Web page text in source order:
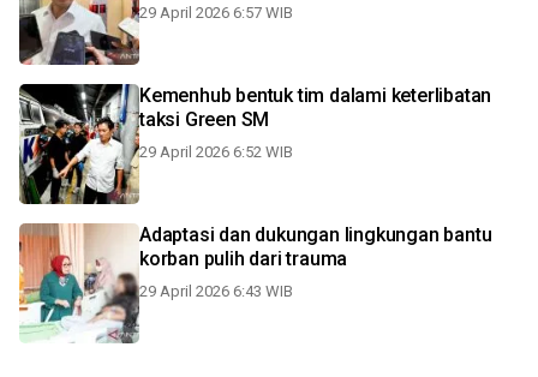
29 April 2026 6:57 WIB
Kemenhub bentuk tim dalami keterlibatan
taksi Green SM
29 April 2026 6:52 WIB
Adaptasi dan dukungan lingkungan bantu
korban pulih dari trauma
29 April 2026 6:43 WIB